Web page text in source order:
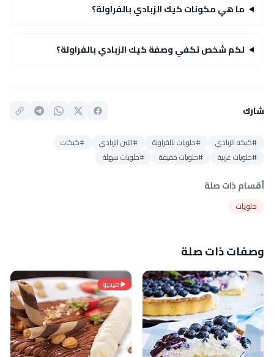
ما هي مكونات كيك الزبادي بالفراولة؟
لكم شخص تكفي وصفة كيك الزبادي بالفراولة؟
شارك
#كيكه الزبادي #حلويات بالفراولة #اللبن الزبادي
#كيكات
#حلويات غربية
#حلويات خفيفة #حلويات سهلة
أقسام ذات صلة
حلويات
وصفات ذات صلة
فيديو